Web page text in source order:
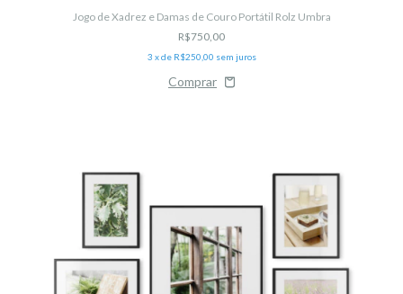
Jogo de Xadrez e Damas de Couro Portátil Rolz Umbra
R$750,00
3 x de R$250,00 sem juros